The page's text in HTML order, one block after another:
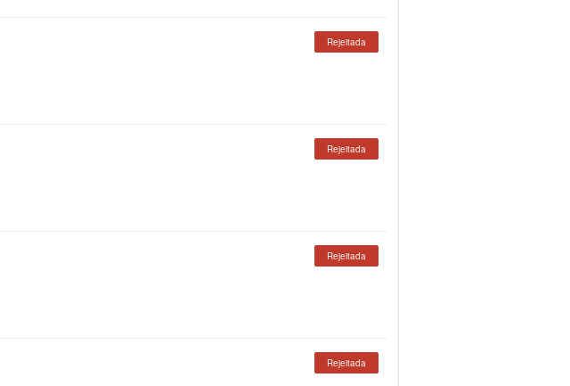
Rejeitada
Rejeitada
Rejeitada
Rejeitada